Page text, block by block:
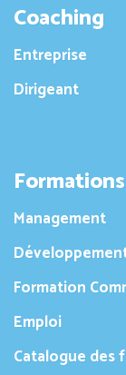
Coaching
Entreprise
Dirigeant
Formations
Management
Formation
Emploi
Catalogue des